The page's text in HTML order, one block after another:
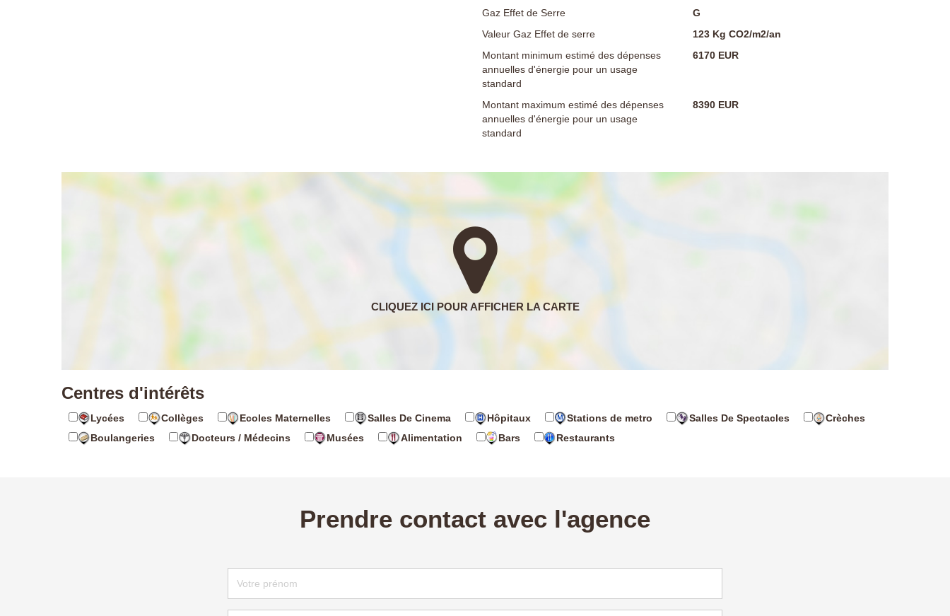
Gaz Effet de Serre
G
Valeur Gaz Effet de serre
123 Kg CO2/m2/an
Montant minimum estimé des dépenses
annuelles d'énergie pour un usage
standard
6170 EUR
Montant maximum estimé des dépenses
annuelles d'énergie pour un usage
standard
8390 EUR
Centres d'intérêts
Lycées Collèges Ecoles Maternelles Salles De Cinema Hôpitaux Stations de metro Salles De Spectacles
Crèches
Boulangeries
Docteurs / Médecins Musées Alimentation Bars Restaurants
Prendre contact avec l'agence